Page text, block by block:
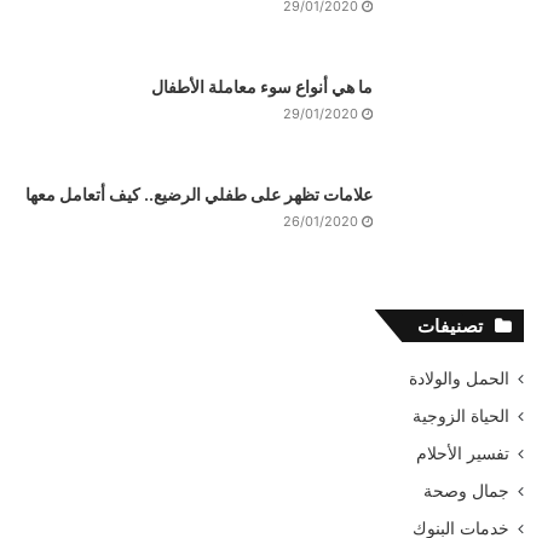
29/01/2020
ما هي أنواع سوء معاملة الأطفال
29/01/2020
علامات تظهر على طفلي الرضيع.. كيف أتعامل معها
26/01/2020
تصنيفات
الحمل والولادة
الحياة الزوجية
تفسير الأحلام
جمال وصحة
خدمات البنوك